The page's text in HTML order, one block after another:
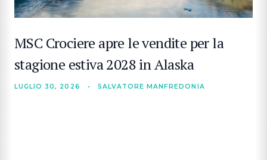
MSC Crociere apre le vendite per la
stagione estiva 2028 in Alaska
LUGLIO 30, 2026 • SALVATORE MANFREDONIA